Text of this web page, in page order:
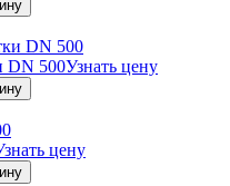
DN 500Узнать цену
цену